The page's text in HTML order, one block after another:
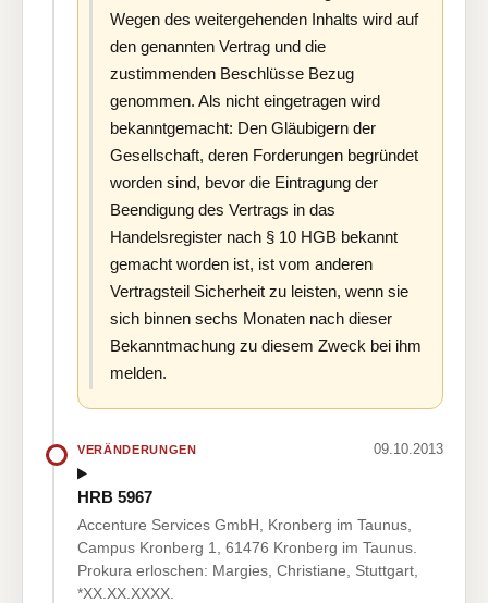
Wegen des weitergehenden Inhalts wird auf
den genannten Vertrag und die
zustimmenden Beschlüsse Bezug
genommen. Als nicht eingetragen wird
bekanntgemacht: Den Gläubigern der
Gesellschaft, deren Forderungen begründet
worden sind, bevor die Eintragung der
Beendigung des Vertrags in das
Handelsregister nach § 10 HGB bekannt
gemacht worden ist, ist vom anderen
Vertragsteil Sicherheit zu leisten, wenn sie
sich binnen sechs Monaten nach dieser
Bekanntmachung zu diesem Zweck bei ihm
melden.
VERÄNDERUNGEN 09.10.2013
HRB 5967
Accenture Services GmbH, Kronberg im Taunus,
Campus Kronberg 1, 61476 Kronberg im Taunus.
Prokura erloschen: Margies, Christiane, Stuttgart,
*XX.XX.XXXX.